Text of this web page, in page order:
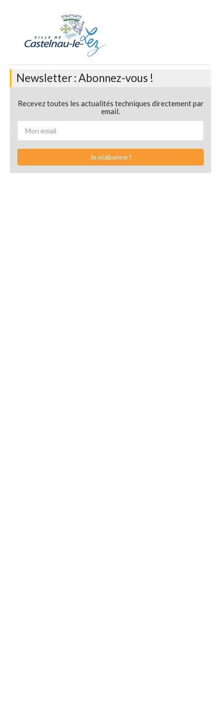
Newsletter : Abonnez-vous !
Recevez toutes les actualités techniques directement par
email.
Je m'abonne !